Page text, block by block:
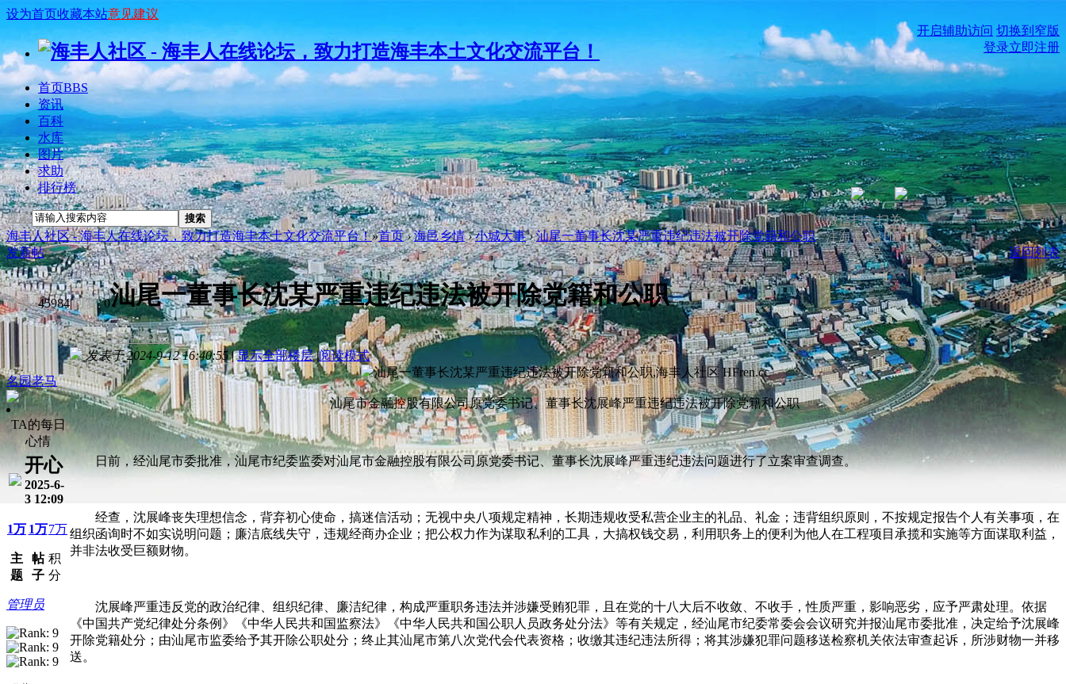
设为首页收藏本站意见建议
开启辅助访问 切换到窄版
登录立即注册
首页BBS
资讯
百科
水库
图片
求助
排行榜
搜索 搜索
海丰人社区 - 海丰人在线论坛，致力打造海丰本土文化交流平台！»首页 › 海邑乡情 › 小城大事 › 汕尾一董事长沈某严重违纪违法被开除党籍和公职
返回列表
发新帖
查看: 45984|回复: 0汕尾一董事长沈某严重违纪违法被开除党籍和公职
[复制链接]
名园老马
TA的每日
心情
开心
2025-6-
3 12:09
1万
主
题
1万
帖
子
7万
积
分
管理员
发表于 2024-9-12 16:40:55 | 显示全部楼层 |阅读模式
汕尾市金融控股有限公司原党委书记、董事长沈展峰严重违纪违法被开除党籍和公职
日前，经汕尾市委批准，汕尾市纪委监委对汕尾市金融控股有限公司原党委书记、董事长沈展峰严重违纪违法问题进行了立案审查调查。
经查，沈展峰丧失理想信念，背弃初心使命，搞迷信活动；无视中央八项规定精神，长期违规收受私营企业主的礼品、礼金；违背组织原则，不按规定报告个人有关事项，在
组织函询时不如实说明问题；廉洁底线失守，违规经商办企业；把公权力作为谋取私利的工具，大搞权钱交易，利用职务上的便利为他人在工程项目承揽和实施等方面谋取利益，
并非法收受巨额财物。
沈展峰严重违反党的政治纪律、组织纪律、廉洁纪律，构成严重职务违法并涉嫌受贿犯罪，且在党的十八大后不收敛、不收手，性质严重，影响恶劣，应予严肃处理。依据
《中国共产党纪律处分条例》《中华人民共和国监察法》《中华人民共和国公职人员政务处分法》等有关规定，经汕尾市纪委常委会会议研究并报汕尾市委批准，决定给予沈展峰
开除党籍处分；由汕尾市监委给予其开除公职处分；终止其汕尾市第八次党代会代表资格；收缴其违纪违法所得；将其涉嫌犯罪问题移送检察机关依法审查起诉，所涉财物一并移
送。
微信扫一扫关
注海丰人社区
公众号